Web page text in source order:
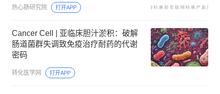
热心肠研究院 打开APP
Cancer Cell | 亚临床胆汁淤积：破解
肠道菌群失调致免疫治疗耐药的代谢
密码
转化医学网 打开APP